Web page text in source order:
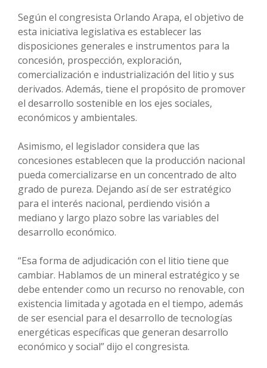
Según el congresista Orlando Arapa, el objetivo de
esta iniciativa legislativa es establecer las
disposiciones generales e instrumentos para la
concesión, prospección, exploración,
comercialización e industrialización del litio y sus
derivados. Además, tiene el propósito de promover
el desarrollo sostenible en los ejes sociales,
económicos y ambientales.
Asimismo, el legislador considera que las
concesiones establecen que la producción nacional
pueda comercializarse en un concentrado de alto
grado de pureza. Dejando así de ser estratégico
para el interés nacional, perdiendo visión a
mediano y largo plazo sobre las variables del
desarrollo económico.
“Esa forma de adjudicación con el litio tiene que
cambiar. Hablamos de un mineral estratégico y se
debe entender como un recurso no renovable, con
existencia limitada y agotada en el tiempo, además
de ser esencial para el desarrollo de tecnologías
energéticas específicas que generan desarrollo
económico y social” dijo el congresista.